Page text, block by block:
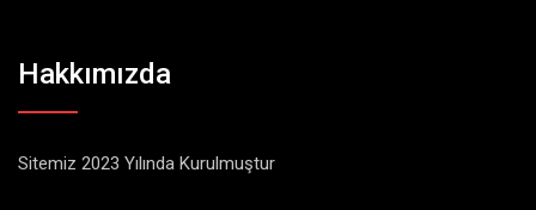
Hakkımızda
Sitemiz 2023 Yılında Kurulmuştur